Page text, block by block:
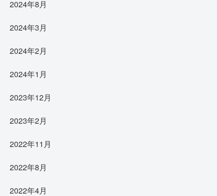
2024年8月
2024年3月
2024年2月
2024年1月
2023年12月
2023年2月
2022年11月
2022年8月
2022年4月